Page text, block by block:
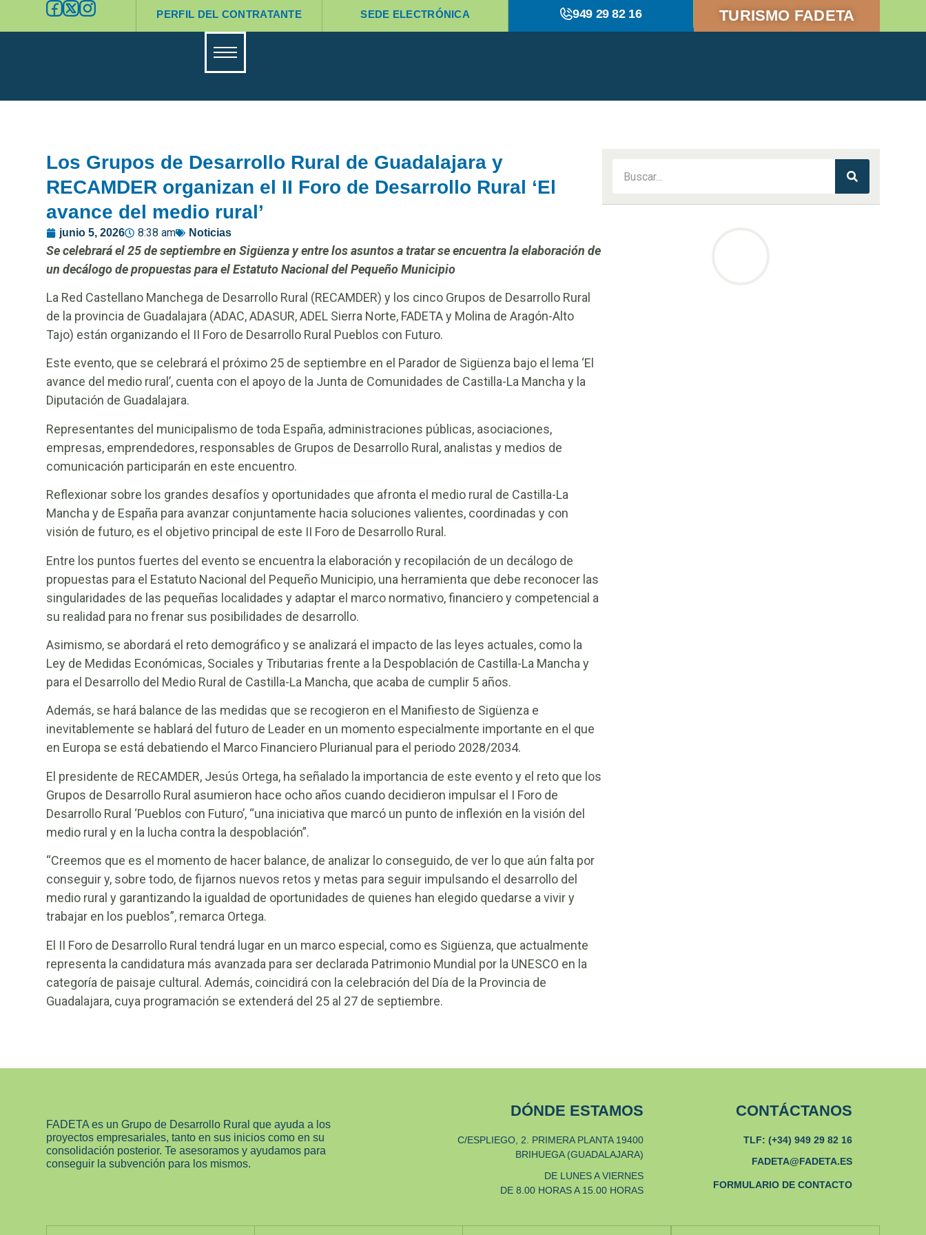
PERFIL DEL CONTRATANTE SEDE ELECTRÓNICA 949 29 82 16 TURISMO FADETA
Los Grupos de Desarrollo Rural de Guadalajara y
RECAMDER organizan el II Foro de Desarrollo Rural ‘El
avance del medio rural’
junio 5, 2026 8:38 am Noticias
Se celebrará el 25 de septiembre en Sigüenza y entre los asuntos a tratar se encuentra la elaboración de
un decálogo de propuestas para el Estatuto Nacional del Pequeño Municipio
La Red Castellano Manchega de Desarrollo Rural (RECAMDER) y los cinco Grupos de Desarrollo Rural
de la provincia de Guadalajara (ADAC, ADASUR, ADEL Sierra Norte, FADETA y Molina de Aragón-Alto
Tajo) están organizando el II Foro de Desarrollo Rural Pueblos con Futuro.
Este evento, que se celebrará el próximo 25 de septiembre en el Parador de Sigüenza bajo el lema ‘El
avance del medio rural’, cuenta con el apoyo de la Junta de Comunidades de Castilla-La Mancha y la
Diputación de Guadalajara.
Representantes del municipalismo de toda España, administraciones públicas, asociaciones,
empresas, emprendedores, responsables de Grupos de Desarrollo Rural, analistas y medios de
comunicación participarán en este encuentro.
Reflexionar sobre los grandes desafíos y oportunidades que afronta el medio rural de Castilla-La
Mancha y de España para avanzar conjuntamente hacia soluciones valientes, coordinadas y con
visión de futuro, es el objetivo principal de este II Foro de Desarrollo Rural.
Entre los puntos fuertes del evento se encuentra la elaboración y recopilación de un decálogo de
propuestas para el Estatuto Nacional del Pequeño Municipio, una herramienta que debe reconocer las
singularidades de las pequeñas localidades y adaptar el marco normativo, financiero y competencial a
su realidad para no frenar sus posibilidades de desarrollo.
Asimismo, se abordará el reto demográfico y se analizará el impacto de las leyes actuales, como la
Ley de Medidas Económicas, Sociales y Tributarias frente a la Despoblación de Castilla-La Mancha y
para el Desarrollo del Medio Rural de Castilla-La Mancha, que acaba de cumplir 5 años.
Además, se hará balance de las medidas que se recogieron en el Manifiesto de Sigüenza e
inevitablemente se hablará del futuro de Leader en un momento especialmente importante en el que
en Europa se está debatiendo el Marco Financiero Plurianual para el periodo 2028/2034.
El presidente de RECAMDER, Jesús Ortega, ha señalado la importancia de este evento y el reto que los
Grupos de Desarrollo Rural asumieron hace ocho años cuando decidieron impulsar el I Foro de
Desarrollo Rural ‘Pueblos con Futuro’, “una iniciativa que marcó un punto de inflexión en la visión del
medio rural y en la lucha contra la despoblación”.
“Creemos que es el momento de hacer balance, de analizar lo conseguido, de ver lo que aún falta por
conseguir y, sobre todo, de fijarnos nuevos retos y metas para seguir impulsando el desarrollo del
medio rural y garantizando la igualdad de oportunidades de quienes han elegido quedarse a vivir y
trabajar en los pueblos”, remarca Ortega.
El II Foro de Desarrollo Rural tendrá lugar en un marco especial, como es Sigüenza, que actualmente
representa la candidatura más avanzada para ser declarada Patrimonio Mundial por la UNESCO en la
categoría de paisaje cultural. Además, coincidirá con la celebración del Día de la Provincia de
Guadalajara, cuya programación se extenderá del 25 al 27 de septiembre.
FADETA es un Grupo de Desarrollo Rural que ayuda a los
proyectos empresariales, tanto en sus inicios como en su
consolidación posterior. Te asesoramos y ayudamos para
conseguir la subvención para los mismos.
DÓNDE ESTAMOS
C/ESPLIEGO, 2. PRIMERA PLANTA 19400
BRIHUEGA (GUADALAJARA)
DE LUNES A VIERNES
DE 8.00 HORAS A 15.00 HORAS
CONTÁCTANOS
TLF: (+34) 949 29 82 16
FADETA@FADETA.ES
FORMULARIO DE CONTACTO